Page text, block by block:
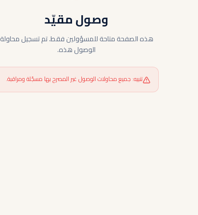
وصول مقيّد
هذه الصفحة متاحة للمسؤولين فقط. تم تسجيل محاولة
الوصول هذه.
تنبيه: جميع محاولات الوصول غير المصرح بها مسجّلة ومراقبة.